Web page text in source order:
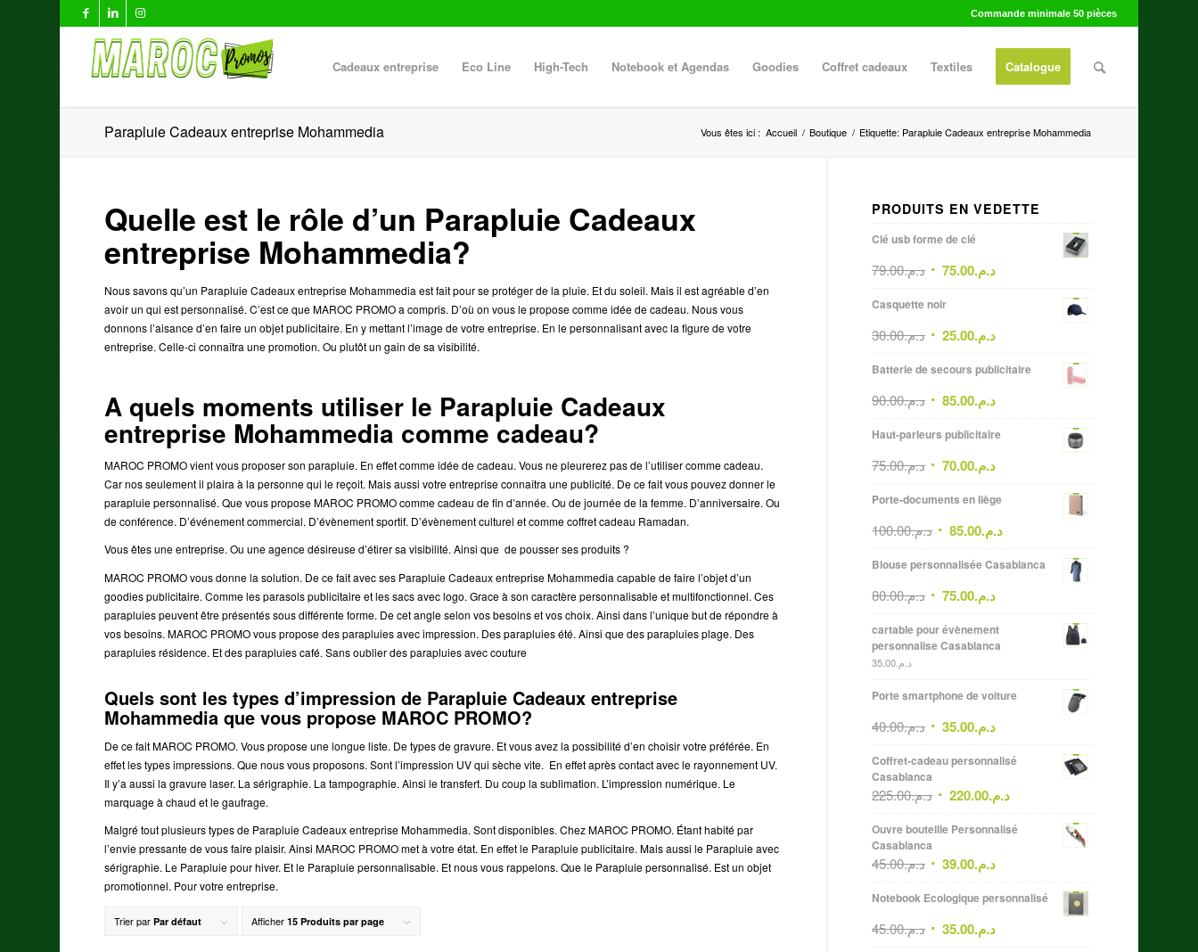
Commande minimale 50 pièces
Cadeaux entreprise Eco Line High-Tech Notebook et Agendas Goodies Coffret cadeaux Textiles Catalogue
Parapluie Cadeaux entreprise Mohammedia Vous êtes ici : Accueil / Boutique / Etiquette: Parapluie Cadeaux entreprise Mohammedia
Quelle est le rôle d’un Parapluie Cadeaux
entreprise Mohammedia?
Nous savons qu’un Parapluie Cadeaux entreprise Mohammedia est fait pour se protéger de la pluie. Et du soleil. Mais il est agréable d’en
avoir un qui est personnalisé. C’est ce que MAROC PROMO a compris. D’où on vous le propose comme idée de cadeau. Nous vous
donnons l’aisance d’en faire un objet publicitaire. En y mettant l’image de votre entreprise. En le personnalisant avec la figure de votre
entreprise. Celle-ci connaîtra une promotion. Ou plutôt un gain de sa visibilité.
A quels moments utiliser le Parapluie Cadeaux
entreprise Mohammedia comme cadeau?
MAROC PROMO vient vous proposer son parapluie. En effet comme idée de cadeau. Vous ne pleurerez pas de l’utiliser comme cadeau.
Car nos seulement il plaira à la personne qui le reçoit. Mais aussi votre entreprise connaîtra une publicité. De ce fait vous pouvez donner le
parapluie personnalisé. Que vous propose MAROC PROMO comme cadeau de fin d’année. Ou de journée de la femme. D’anniversaire. Ou
de conférence. D’événement commercial. D’évènement sportif. D’évènement culturel et comme coffret cadeau Ramadan.
Vous êtes une entreprise. Ou une agence désireuse d’étirer sa visibilité. Ainsi que de pousser ses produits ?
MAROC PROMO vous donne la solution. De ce fait avec ses Parapluie Cadeaux entreprise Mohammedia capable de faire l’objet d’un
goodies publicitaire. Comme les parasols publicitaire et les sacs avec logo. Grace à son caractère personnalisable et multifonctionnel. Ces
parapluies peuvent être présentés sous différente forme. De cet angle selon vos besoins et vos choix. Ainsi dans l’unique but de répondre à
vos besoins. MAROC PROMO vous propose des parapluies avec impression. Des parapluies été. Ainsi que des parapluies plage. Des
parapluies résidence. Et des parapluies café. Sans oublier des parapluies avec couture
Quels sont les types d’impression de Parapluie Cadeaux entreprise
Mohammedia que vous propose MAROC PROMO?
De ce fait MAROC PROMO. Vous propose une longue liste. De types de gravure. Et vous avez la possibilité d’en choisir votre préférée. En
effet les types impressions. Que nous vous proposons. Sont l’impression UV qui sèche vite. En effet après contact avec le rayonnement UV.
Il y’a aussi la gravure laser. La sérigraphie. La tampographie. Ainsi le transfert. Du coup la sublimation. L’impression numérique. Le
marquage à chaud et le gaufrage.
Malgré tout plusieurs types de Parapluie Cadeaux entreprise Mohammedia. Sont disponibles. Chez MAROC PROMO. Étant habité par
l’envie pressante de vous faire plaisir. Ainsi MAROC PROMO met à votre état. En effet le Parapluie publicitaire. Mais aussi le Parapluie avec
sérigraphie. Le Parapluie pour hiver. Et le Parapluie personnalisable. Et nous vous rappelons. Que le Parapluie personnalisé. Est un objet
promotionnel. Pour votre entreprise.
Trier parPar défaut Afficher15 Produits par page
PRODUITS EN VEDETTE
Clé usb forme de clé
د.م.79.00 د.م.75.00
Casquette noir
د.م.30.00 د.م.25.00
Batterie de secours publicitaire
د.م.90.00 د.م.85.00
Haut-parleurs publicitaire
د.م.75.00 د.م.70.00
Porte-documents en liège
د.م.100.00 د.م.85.00
Blouse personnalisée Casablanca
د.م.80.00 د.م.75.00
cartable pour évènement
personnalise Casablanca
د.م. 35.00
Porte smartphone de voiture
د.م.40.00 د.م.35.00
Coffret-cadeau personnalisé
Casablanca
د.م.225.00 د.م.220.00
Ouvre bouteille Personnalisé
Casablanca
د.م.45.00 د.م.39.00
Notebook Ecologique personnalisé
د.م.45.00 د.م.35.00